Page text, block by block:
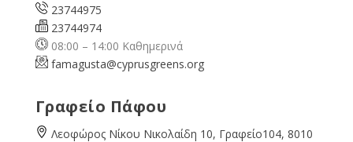
23744975
23744974
08:00 – 14:00 Καθημερινά
famagusta@cyprusgreens.org
Γραφείο Πάφου
Λεοφώρος Νίκου Νικολαίδη 10, Γραφείο104, 8010